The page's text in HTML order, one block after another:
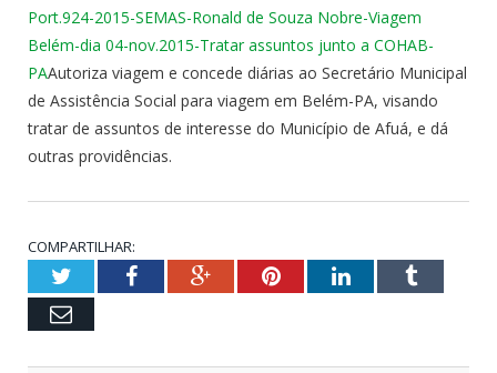
Port.924-2015-SEMAS-Ronald de Souza Nobre-Viagem
Belém-dia 04-nov.2015-Tratar assuntos junto a COHAB-
PAAutoriza viagem e concede diárias ao Secretário Municipal
de Assistência Social para viagem em Belém-PA, visando
tratar de assuntos de interesse do Município de Afuá, e dá
outras providências.
COMPARTILHAR:
TwitterFacebookGoogle+PinterestLinkedInTumblr
Email